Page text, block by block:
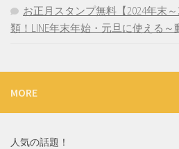
お正月スタンプ無料【2024年末
類！LINE年末年始・元旦に使える～
MORE
人気の話題！